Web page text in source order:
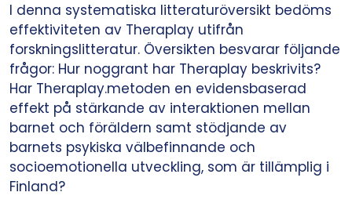
I denna systematiska litteraturöversikt bedöms
effektiviteten av Theraplay utifrån
forskningslitteratur. Översikten besvarar följande
frågor: Hur noggrant har Theraplay beskrivits?
Har Theraplay.metoden en evidensbaserad
effekt på stärkande av interaktionen mellan
barnet och föräldern samt stödjande av
barnets psykiska välbefinnande och
socioemotionella utveckling, som är tillämplig i
Finland?